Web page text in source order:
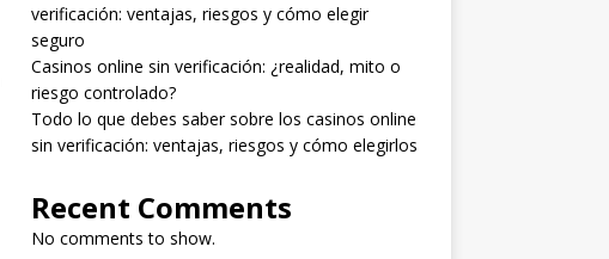
verificación: ventajas, riesgos y cómo elegir
seguro
Casinos online sin verificación: ¿realidad, mito o
riesgo controlado?
Todo lo que debes saber sobre los casinos online
sin verificación: ventajas, riesgos y cómo elegirlos
Recent Comments
No comments to show.